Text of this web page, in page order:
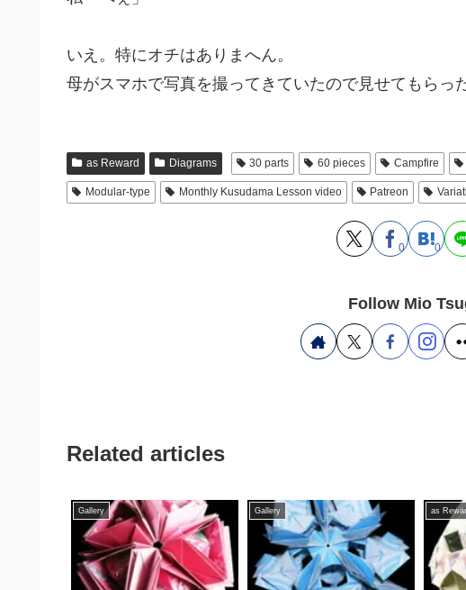
いえ。特にオチはありまへん。
母がスマホで写真を撮ってきていたので見せてもらっ
as Reward Diagrams 30 parts 60 pieces Campfire
Modular-type Monthly Kusudama Lesson video Patreon
0 0
Follow Mio
Related articles
Gallery Gallery as